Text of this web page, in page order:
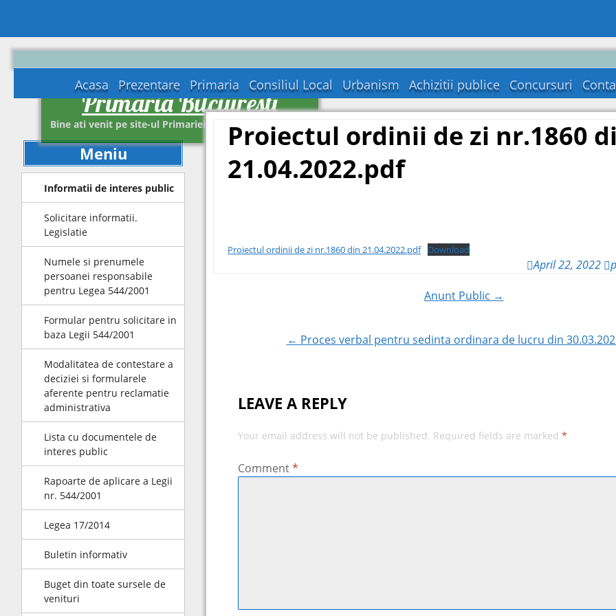
Primaria Bilciuresti
Bine ati venit pe site-ul Primariei Bilciuresti Dambovita
Acasa Prezentare Primaria Consiliul Local Urbanism Achizitii publice Concursuri
Meniu
Informatii de interes public
Solicitare informatii.
Legislatie
Numele si prenumele
persoanei responsabile
pentru Legea 544/2001
Formular pentru solicitare in
baza Legii 544/2001
Modalitatea de contestare a
deciziei si formularele
aferente pentru reclamatie
administrativa
Lista cu documentele de
interes public
Rapoarte de aplicare a Legii
nr. 544/2001
Legea 17/2014
Buletin informativ
Buget din toate sursele de
venituri
Proiectul ordinii de zi nr.1860
21.04.2022.pdf
Proiectul ordinii de zi nr.1860 din 21.04.2022.pdf Download
April 22, 2022
Anunt Public →
← Proces verbal pentru sedinta ordinara de lucru din
LEAVE A REPLY
Your email address will not be published. Required fields are marked*
Comment*